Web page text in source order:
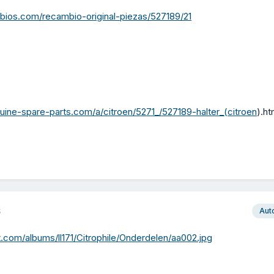
recambio-original-piezas/527189/21
spare-parts.com/a/citroen/5271_/527189-halter_(citroen
albums/ll171/Citrophile/Onderdelen/aa002.jpg